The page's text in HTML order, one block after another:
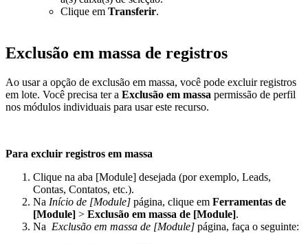
Clique em Transferir.
Exclusão em massa de registros
Ao usar a opção de exclusão em massa, você pode excluir registros
em lote. Você precisa ter a Exclusão em massa permissão de perfil
nos módulos individuais para usar este recurso.
Para excluir registros em massa
Clique na aba [Module] desejada (por exemplo, Leads,
Contas, Contatos, etc.).
Na Início de [Module] página, clique em Ferramentas de
[Module] > Exclusão em massa de [Module].
Na Exclusão em massa de [Module] página, faça o seguinte: